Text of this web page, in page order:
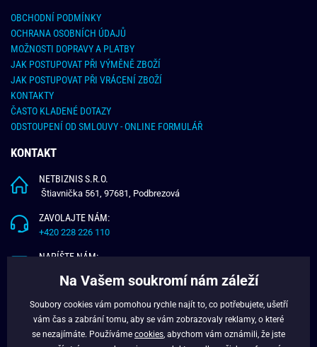
OBCHODNÍ PODMÍNKY
OCHRANA OSOBNÍCH ÚDAJŮ
MOŽNOSTI DOPRAVY A PLATBY
JAK POSTUPOVAT PŘI VÝMĚNĚ ZBOŽÍ
JAK POSTUPOVAT PŘI VRÁCENÍ ZBOŽÍ
KONTAKTY
ČASTO KLADENÉ DOTAZY
ODSTOUPENÍ OD SMLOUVY - ONLINE FORMULÁŘ
KONTAKT
NETBIZNIS S.R.O.
Štiavnička 561, 97681, Podbrezová
ZAVOLAJTE NÁM:
+420 228 226 110
NAPÍŠTE NÁM:
O NÁS
VĚRNOSTNÍ PROGRAM
Na Vašem soukromí nám záleží
Soubory cookies vám pomohou rychle najít to, co potřebujete, ušetří
vám čas a zabrání tomu, aby se vám zobrazovaly reklamy, o které
se nezajímáte. Používáme cookies , abychom vám oznámili, že jste